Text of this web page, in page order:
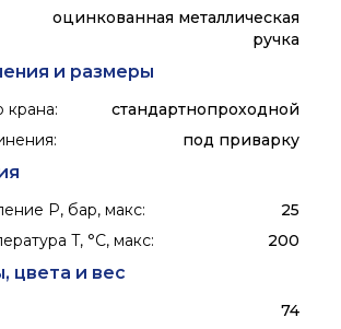
оцинкованная металлическая
ручка
и размеры
крана:
стандартнопроходной
: под приварку
P, бар, макс:
25
T, °C, макс: 200
цвета и вес
74